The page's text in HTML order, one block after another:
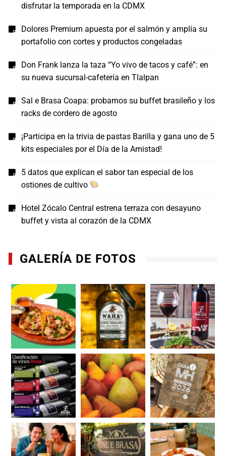
disfrutar la temporada en la CDMX
Dolores Premium apuesta por el salmón y amplía su
portafolio con cortes y productos congeladas
Don Frank lanza la taza “Yo vivo de tacos y café”: en
su nueva sucursal-cafetería en Tlalpan
Sal e Brasa Coapa: probamos su buffet brasileño y los
racks de cordero de agosto
¡Participa en la trivia de pastas Barilla y gana uno de 5
kits especiales por el Día de la Amistad!
5 datos que explican el sabor tan especial de los
ostiones de cultivo
Hotel Zócalo Central estrena terraza con desayuno
buffet y vista al corazón de la CDMX
GALERÍA DE FOTOS